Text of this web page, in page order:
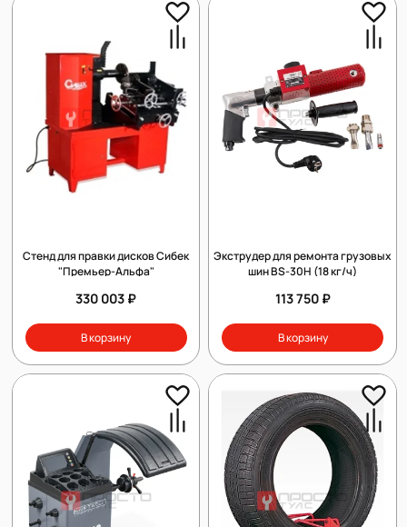
Стенд для правки дисков Сибек
"Премьер-Альфа"
330 003 ₽
В корзину
Экструдер для ремонта грузовых
шин BS-30H (18 кг/ч)
113 750 ₽
В корзину